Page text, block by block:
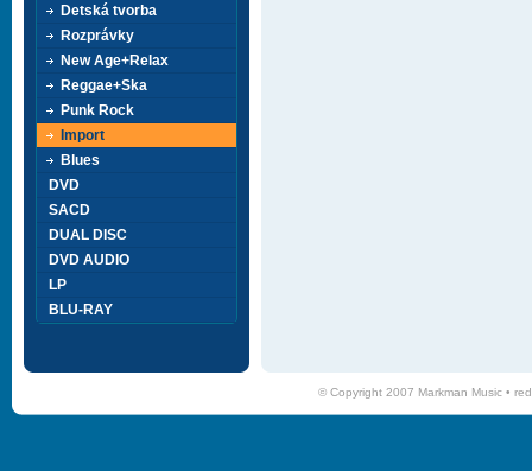
Detská tvorba
Rozprávky
New Age+Relax
Reggae+Ska
Punk Rock
Import
Blues
DVD
SACD
DUAL DISC
DVD AUDIO
LP
BLU-RAY
© Copyright 2007 Markman Music •